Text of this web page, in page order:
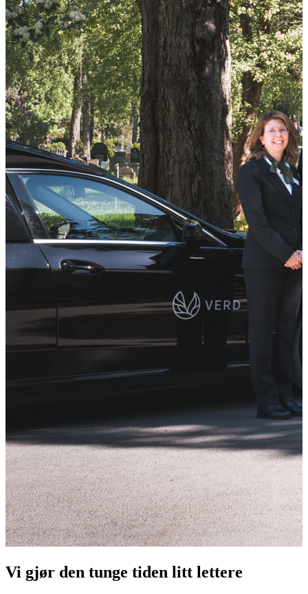
Vi gjør den tunge tiden litt lettere